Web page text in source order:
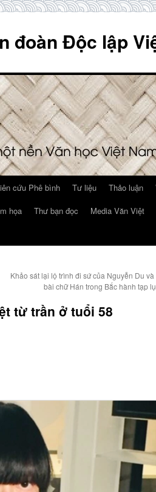
đoàn Độc lập
cứu Phê bình Tư liệu Thảo luận
họa Thư bạn đọc Media Văn Việt
Khảo sát lại lộ trình đi sứ của Nguyễn Du
bài chữ Hán trong Bắc hành tạp
từ trần ở tuổi 58